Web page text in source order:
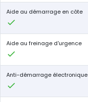
Aide au démarrage en côte
Aide au freinage d'urgence
Anti-démarrage électronique